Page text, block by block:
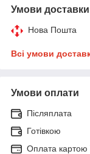
Умови доставки
Нова Пошта
Всі умови
Умови оплати
Післяплата
Готівкою
Оплата картою